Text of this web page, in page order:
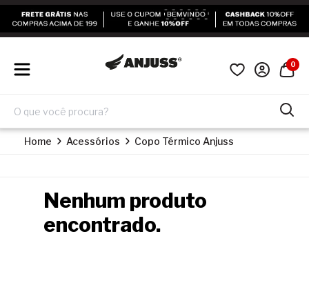
0
Home Acessórios Copo Térmico Anjuss
Nenhum produto
encontrado.